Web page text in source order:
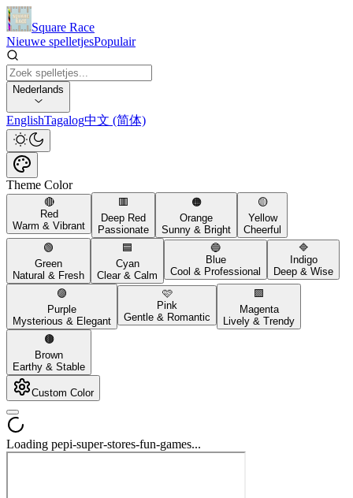
Square Race
Nieuwe spelletjesPopulair
Nederlands
EnglishTagalog中文 (简体)
Theme Color
🔴
Red
Warm & Vibrant
🟥
Deep Red
Passionate
🟠
Orange
Sunny & Bright
🟡
Yellow
Cheerful
🟢
Green
Natural & Fresh
🟦
Cyan
Clear & Calm
🔵
Blue
Cool & Professional
🔷
Indigo
Deep & Wise
🟣
Purple
Mysterious & Elegant
🩷
Pink
Gentle & Romantic
🟪
Magenta
Lively & Trendy
🟤
Brown
Earthy & Stable
Custom Color
Loading pepi-super-stores-fun-games...